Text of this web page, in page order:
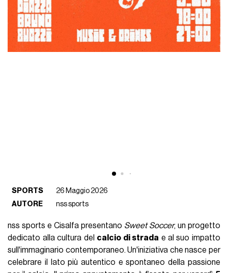
SPORTS
26 Maggio 2026
AUTORE
nss sports
nss sports e Cisalfa presentano Sweet Soccer, un progetto
dedicato alla cultura del calcio di strada e al suo impatto
sull'immaginario contemporaneo. Un'iniziativa che nasce per
celebrare il lato più autentico e spontaneo della passione